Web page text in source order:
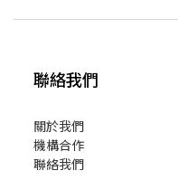
聯絡我們
關於我們
機構合作
聯絡我們